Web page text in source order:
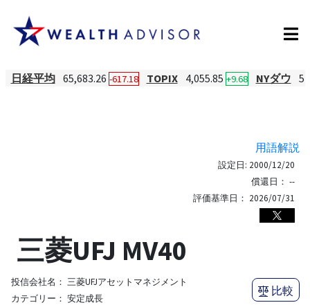
日経平均 65,683.26 -617.18 TOPIX 4,055.85 +9.68 NYダウ
用語解説
設定日: 2000/12/20
償還日： --
評価基準日： 2026/07/31
三菱UFJ MV40
投信会社名： 三菱UFJアセットマネジメント
カテゴリー： 安定成長
比較